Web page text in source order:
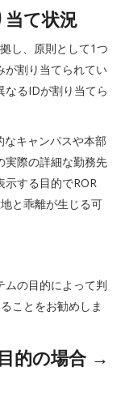
当て状況
し、原則として1つ
が割り当てられてい
なるIDが割り当てら
なキャンパスや本部
実際の詳細な勤務先
示する目的でROR
と乖離が生じる可
ムの目的によって判
ことをお勧めしま
的の場合 →